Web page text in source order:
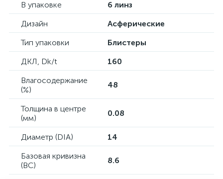
В упаковке
6 линз
Дизайн
Асферические
Тип упаковки
Блистеры
ДКЛ, Dk/t
160
Влагосодержание
(%)
48
Толщина в центре
(мм)
0.08
Диаметр (DIA)
14
Базовая кривизна
(BC)
8.6